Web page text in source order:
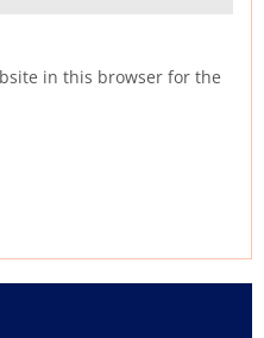
in this browser for the